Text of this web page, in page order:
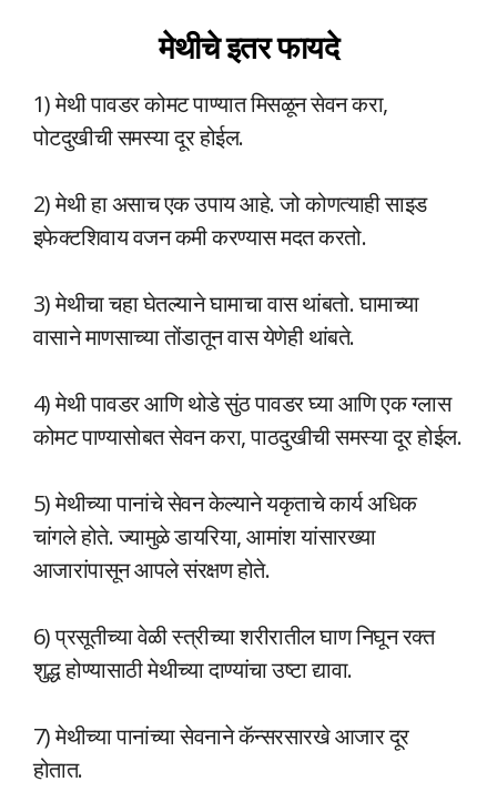
मेथीचे इतर फायदे
1) मेथी पावडर कोमट पाण्यात मिसळून सेवन करा,
पोटदुखीची समस्या दूर होईल.
2) मेथी हा असाच एक उपाय आहे. जो कोणत्याही साइड
इफेक्टशिवाय वजन कमी करण्यास मदत करतो.
3) मेथीचा चहा घेतल्याने घामाचा वास थांबतो. घामाच्या
वासाने माणसाच्या तोंडातून वास येणेही थांबते.
4) मेथी पावडर आणि थोडे सुंठ पावडर घ्या आणि एक ग्लास
कोमट पाण्यासोबत सेवन करा, पाठदुखीची समस्या दूर होईल.
5) मेथीच्या पानांचे सेवन केल्याने यकृताचे कार्य अधिक
चांगले होते. ज्यामुळे डायरिया, आमांश यांसारख्या
आजारांपासून आपले संरक्षण होते.
6) प्रसूतीच्या वेळी स्त्रीच्या शरीरातील घाण निघून रक्त
शुद्ध होण्यासाठी मेथीच्या दाण्यांचा उष्टा द्यावा.
7) मेथीच्या पानांच्या सेवनाने कॅन्सरसारखे आजार दूर
होतात.